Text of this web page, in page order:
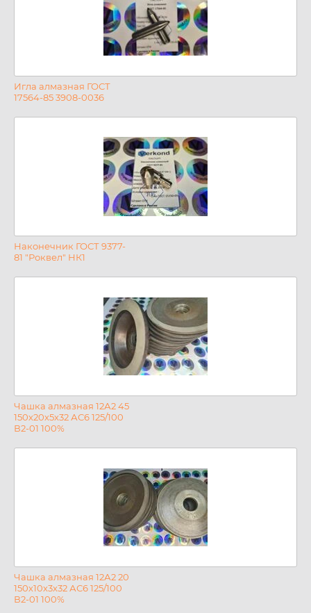
Игла алмазная ГОСТ
17564-85 3908-0036
Наконечник ГОСТ 9377-
81 "Роквел" НК1
Чашка алмазная 12А2 45
150х20х5х32 АС6 125/100
В2-01 100%
Чашка алмазная 12А2 20
150х10х3х32 АС6 125/100
В2-01 100%